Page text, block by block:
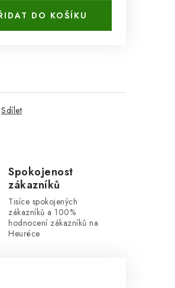
DO KOŠÍKU
Sdílet
Spokojenost
zákazníků
Tisíce spokojených
zákazníků a 100%
hodnocení zákazníků na
Heuréce